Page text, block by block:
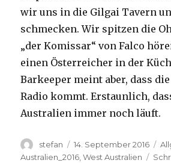
wir uns in die Gilgai Tavern
schmecken. Wir spitzen die
„der Komissar“ von Falco
einen Österreicher in der
Barkeeper meint aber, dass
Radio kommt. Erstaunlich,
Australien immer noch läuft.
Autor
stefan
Veröffentlicht
am
14. September 2016
Australien_2016 ,West Australien